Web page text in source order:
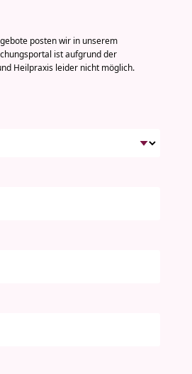
posten wir in unserem
ist aufgrund der
Heilpraxis leider nicht möglich.